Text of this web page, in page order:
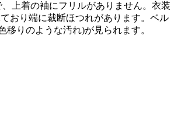
上着の袖にフリルがありません。衣装
おり端に裁断ほつれがあります。ベル
りのような汚れ)が見られます。